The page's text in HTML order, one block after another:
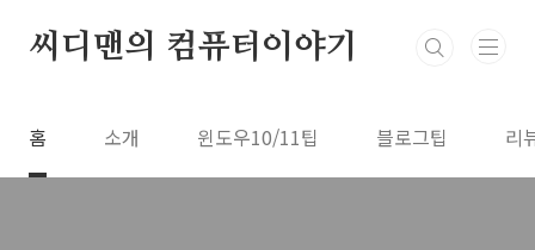
씨디맨의 컴퓨터이야기
홈 소개 윈도우10/11팁 블로그팁 리